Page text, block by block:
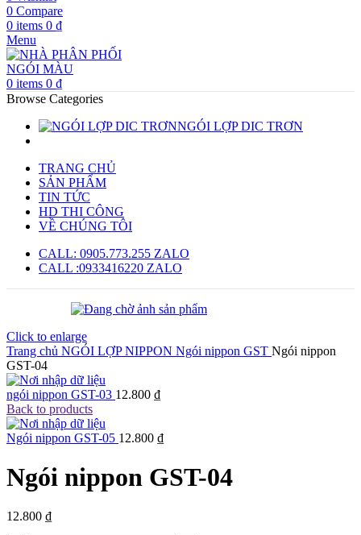
0 Compare
0 items 0 ₫
Menu
0 items 0 ₫
Browse Categories
NGÓI LỢP DIC TRƠN
TRANG CHỦ
SẢN PHẨM
TIN TỨC
HD THI CÔNG
VỀ CHÚNG TÔI
CALL: 0905.773.255 ZALO
CALL :0933416220 ZALO
Click to enlarge
Trang chủ NGÓI LỢP NIPPON Ngói nippon GST Ngói nippon
GST-04
ngói nippon GST-03 12.800 ₫
Back to products
Ngói nippon GST-05 12.800 ₫
Ngói nippon GST-04
12.800 ₫